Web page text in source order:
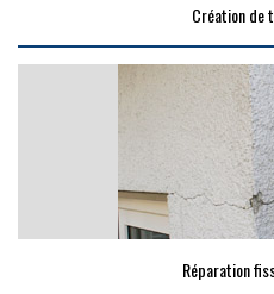
Création de
Réparation